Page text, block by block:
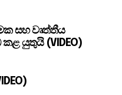
සහ වෘත්තීය
යුතුයි (VIDEO)